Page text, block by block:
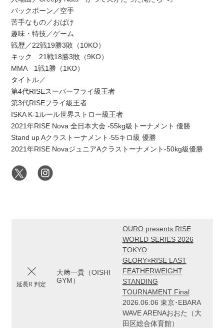
バックボーン／空手
苦手なもの／おばけ
趣味・特技／ゲーム
戦歴／22戦19勝3敗（10KO）
キック 21戦18勝3敗（9KO）
MMA 1戦1勝（1KO）
タイトル／
第4代RISEスーパーフライ級王者
第3代RISEフライ級王者
ISKA K-1ルール世界ストロー級王者
2021年RISE Nova 全日本大会 -55kg級トーナメント 優勝
Stand up Aクラストーナメント-55キロ級 優勝
2021年RISE NovaジュニアAクラストーナメント-50kg級優勝
延長R 判定
大﨑一貴（OISHI
GYM）
OURO presents RISE
WORLD SERIES 2026
TOKYO
GLORY×RISE LAST
FEATHERWEIGHT
STANDING
TOURNAMENT Final
2026.06.06 東京･EBARA
WAVE ARENAおおた（大
田区総合体育館）